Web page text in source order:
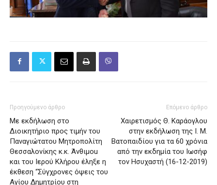
Προηγούμενο άρθρο
Με εκδήλωση στο
Διοικητήριο προς τιμήν του
Παναγιώτατου Μητροπολίτη
Θεσσαλονίκης κ.κ. Άνθιμοu
και του Ιερού Κλήρου έληξε η
έκθεση “Σύγχρονες όψεις του
Αγίου Δημητρίου στη
Επόμενο άρθρο
Χαιρετισμός Θ. Καράογλου
στην εκδήλωση της Ι. Μ.
Βατοπαιδίου για τα 60 χρόνια
από την εκδημία του Ιωσήφ
τον Ησυχαστή (16-12-2019)